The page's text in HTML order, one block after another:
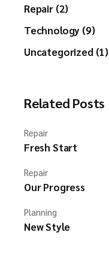
Repair (2)
Technology (9)
Uncategorized (1)
Related Posts
Repair
Fresh Start
Repair
Our Progress
Planning
New Style